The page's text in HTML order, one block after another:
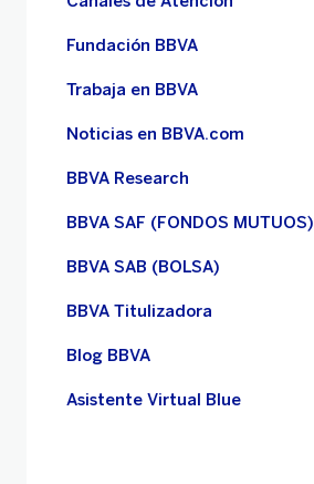
Fundación BBVA
Trabaja en BBVA
Noticias en BBVA.com
BBVA Research
BBVA SAF (FONDOS MUTUOS)
BBVA SAB (BOLSA)
BBVA Titulizadora
Blog BBVA
Asistente Virtual Blue